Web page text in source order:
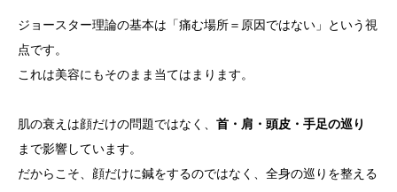
ジョースター理論の基本は「痛む場所＝原因ではない」という視
点です。
これは美容にもそのまま当てはまります。
肌の衰えは顔だけの問題ではなく、 首・肩・頭皮・手足の巡り
まで影響しています。
だからこそ、顔だけに鍼をするのではなく、全身の巡りを整える